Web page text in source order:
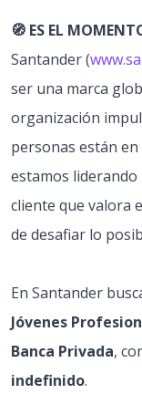
🧭 ES EL
Santander (
ser una marca
organización
personas están
estamos
cliente que valora
de desafiar lo
En Santander
Jóvenes
Banca Privada,
indefinido.